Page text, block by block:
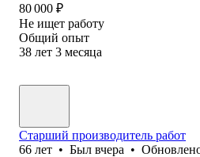
80 000 ₽
Не ищет работу
Общий опыт
38 лет 3 месяца
Старший производитель работ
66 лет • Был вчера •